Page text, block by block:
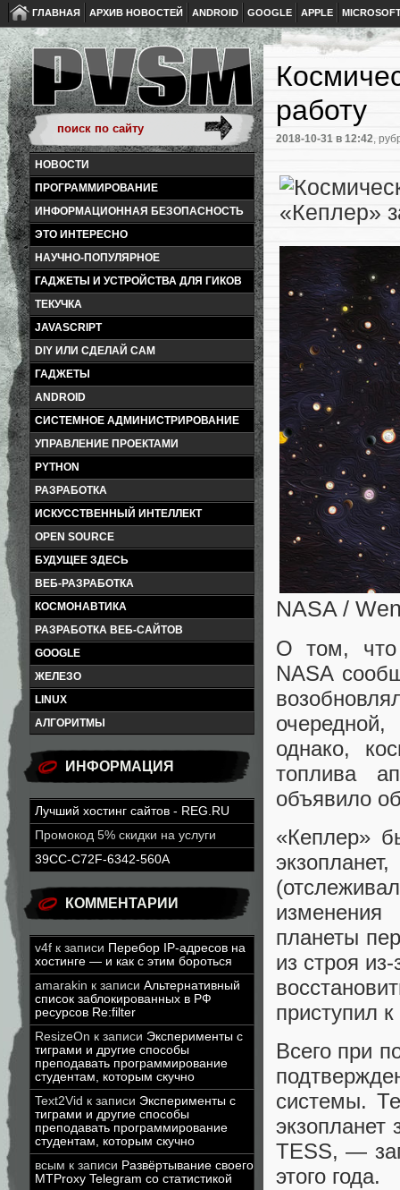
ГЛАВНАЯ АРХИВ НОВОСТЕЙ ANDROID GOOGLE APPLE
НОВОСТИ
ПРОГРАММИРОВАНИЕ
ИНФОРМАЦИОННАЯ БЕЗОПАСНОСТЬ
ЭТО ИНТЕРЕСНО
НАУЧНО-ПОПУЛЯРНОЕ
ГАДЖЕТЫ И УСТРОЙСТВА ДЛЯ ГИКОВ
ТЕКУЧКА
JAVASCRIPT
DIY ИЛИ СДЕЛАЙ САМ
ГАДЖЕТЫ
ANDROID
СИСТЕМНОЕ АДМИНИСТРИРОВАНИЕ
УПРАВЛЕНИЕ ПРОЕКТАМИ
PYTHON
РАЗРАБОТКА
ИСКУССТВЕННЫЙ ИНТЕЛЛЕКТ
OPEN SOURCE
БУДУЩЕЕ ЗДЕСЬ
ВЕБ-РАЗРАБОТКА
КОСМОНАВТИКА
РАЗРАБОТКА ВЕБ-САЙТОВ
GOOGLE
ЖЕЛЕЗО
LINUX
АЛГОРИТМЫ
ИНФОРМАЦИЯ
Лучший хостинг сайтов - REG.RU
Промокод 5% скидки на услуги
39CC-C72F-6342-560A
КОММЕНТАРИИ
v4f к записи Перебор IP-адресов на
хостинге — и как с этим бороться
amarakin к записи Альтернативный
список заблокированных в РФ
ресурсов Re:filter
ResizeOn к записи Эксперименты с
тиграми и другие способы
преподавать программирование
студентам, которым скучно
Text2Vid к записи Эксперименты с
тиграми и другие способы
преподавать программирование
студентам, которым скучно
всым к записи Развёртывание своего
MTProxy Telegram со статистикой
работу
2018-10-31 в 12:42,
NASA /
О том, что
NASA
однако,
топлива
объявило
«Кеплер»
планеты
из строя
приступил
Всего при
системы.
экзопланет
TESS, —
этого года.